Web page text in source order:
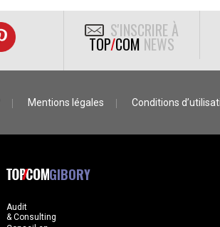
S'INSCRIRE À
TOP/COM NEWS
Mentions légales Conditions
GIBORY
Audit
& Consulting